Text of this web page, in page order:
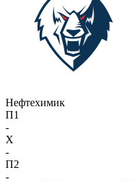
Нефтехимик
П1
-
X
-
П2
-